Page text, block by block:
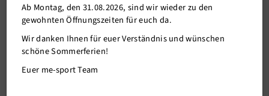
Ab Montag, den 31.08.2026, sind wir wieder zu den
gewohnten Öffnungszeiten für euch da.
Wir danken Ihnen für euer Verständnis und wünschen
schöne Sommerferien!
Euer me-sport Team